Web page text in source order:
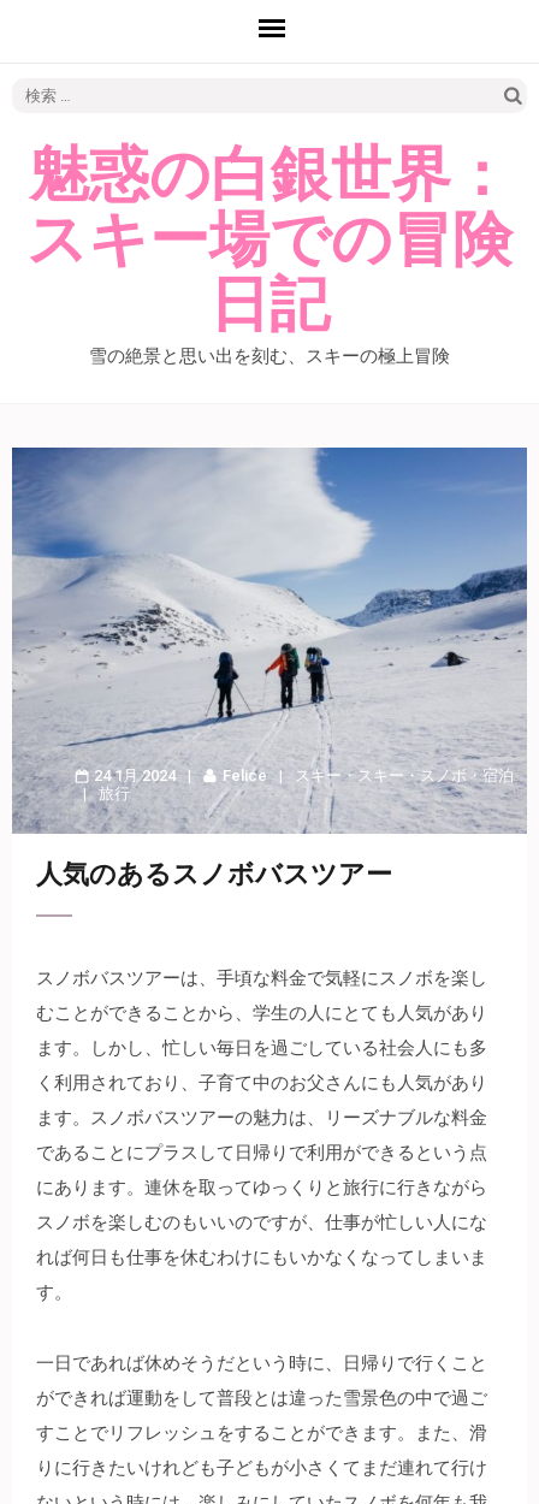
魅惑の白銀世界：
スキー場での冒険
日記
雪の絶景と思い出を刻む、スキーの極上冒険
24 1月 2024 Felice スキー・ スキー・スノボ ・宿泊
旅行
人気のあるスノボバスツアー
スノボバスツアーは、手頃な料金で気軽にスノボを楽し
むことができることから、学生の人にとても人気があり
ます。
しかし、忙しい毎日を過ごしている社会人にも多
く利用されており、子育て中のお父さんにも人気があり
ます。スノボバスツアーの魅力は、リーズナブルな料金
であることにプラスして日帰りで利用ができるという点
にあります。連休を取ってゆっくりと旅行に行きながら
スノボを楽しむのもいいのですが、仕事が忙しい人にな
れば何日も仕事を休むわけにもいかなくなってしまいま
す。
一日であれば休めそうだという時に、日帰りで行くこと
ができれば運動をして普段とは違った雪景色の中で過ご
すことでリフレッシュをすることができます。また、滑
りに行きたいけれども子どもが小さくてまだ連れて行け